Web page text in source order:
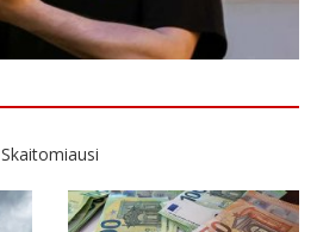
Skaitomiausi